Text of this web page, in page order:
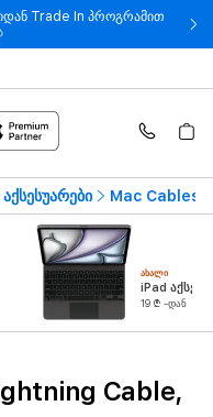
Trade In პროგრამით
- iPhone 17 Pro მხოლოდ 2 649
Mac Cables
ᲐᲮᲐᲚᲘ
iPad
19 ₾ -დან
Cable,